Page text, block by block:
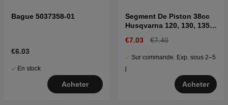
Bague 5037358-01
€6.03
En stock
Acheter
Segment De Piston 38cc
Husqvarna 120, 130, 135,
€7.03 €7.40
Sur commande. Exp. sous 2–5
j
Acheter